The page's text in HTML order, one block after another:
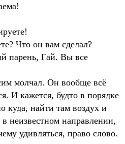
Что он вам сделал?
парень, Гай. Вы все
молчал. Он вообще всё
И кажется, будто в порядке
куда, найти там воздух и
неизвестном направлении,
удивляться, право слово.